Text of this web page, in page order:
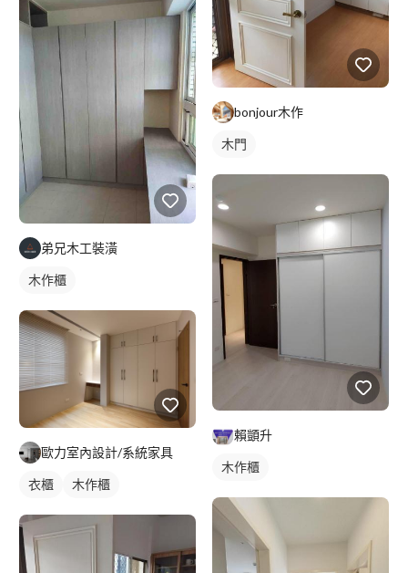
弟兄木工裝潢
木作櫃
歐力室內設計/系統家具
衣櫃 木作櫃
bonjour木作
木門
賴顗升
木作櫃